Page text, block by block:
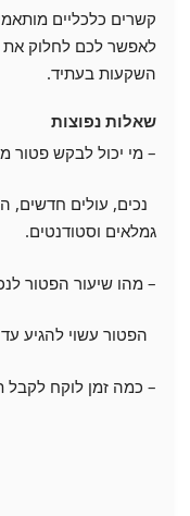
קשרים כלכליים
לאפשר לכם לחלוק
השקעות בעתיד.
שאלות נפוצות
– מי יכול לבקש פטור
נכים, עולים חדשים,
גמלאים וסטודנטים.
– מהו שיעור הפטור
הפטור עשוי להגיע עד ל-75%
– כמה זמן לוקח לקבל